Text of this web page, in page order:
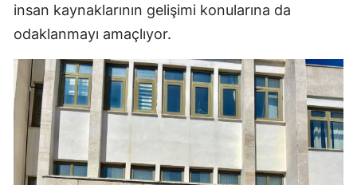
insan kaynaklarının gelişimi konularına da
odaklanmayı amaçlıyor.